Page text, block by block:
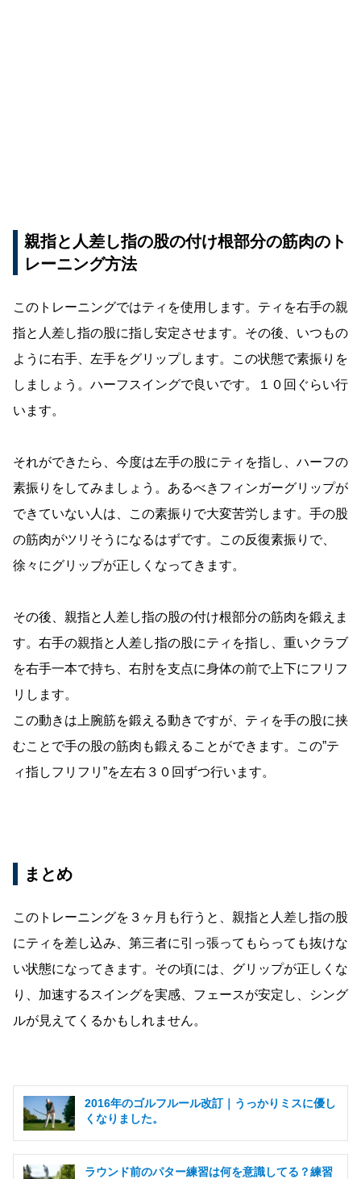
親指と人差し指の股の付け根部分の筋肉のト
レーニング方法
このトレーニングではティを使用します。ティを右手の親
指と人差し指の股に指し安定させます。その後、いつもの
ように右手、左手をグリップします。この状態で素振りを
しましょう。ハーフスイングで良いです。１０回ぐらい行
います。
それができたら、今度は左手の股にティを指し、ハーフの
素振りをしてみましょう。あるべきフィンガーグリップが
できていない人は、この素振りで大変苦労します。手の股
の筋肉がツリそうになるはずです。この反復素振りで、
徐々にグリップが正しくなってきます。
その後、親指と人差し指の股の付け根部分の筋肉を鍛えま
す。右手の親指と人差し指の股にティを指し、重いクラブ
を右手一本で持ち、右肘を支点に身体の前で上下にフリフ
リします。
この動きは上腕筋を鍛える動きですが、ティを手の股に挟
むことで手の股の筋肉も鍛えることができます。この”テ
ィ指しフリフリ”を左右３０回ずつ行います。
まとめ
このトレーニングを３ヶ月も行うと、親指と人差し指の股
にティを差し込み、第三者に引っ張ってもらっても抜けな
い状態になってきます。その頃には、グリップが正しくな
り、加速するスイングを実感、フェースが安定し、シング
ルが見えてくるかもしれません。
2016年のゴルフルール改訂｜うっかりミスに優し
くなりました。
ラウンド前のパター練習は何を意識してる？練習